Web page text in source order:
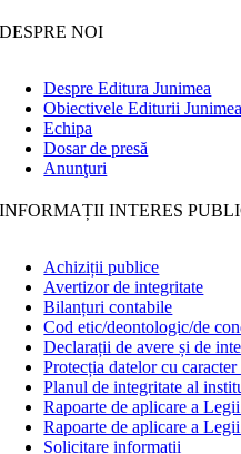
DESPRE NOI
Despre Editura Junimea
Obiectivele Editurii Junimea
Echipa
Dosar de presă
Anunţuri
INFORMAȚII INTERES
Achiziții publice
Avertizor de integritate
Bilanțuri contabile
Cod etic/deontologic/de
Declarații de avere și de
Protecția datelor cu caracter
Planul de integritate al
Rapoarte de aplicare a
Rapoarte de aplicare a
Solicitare informații